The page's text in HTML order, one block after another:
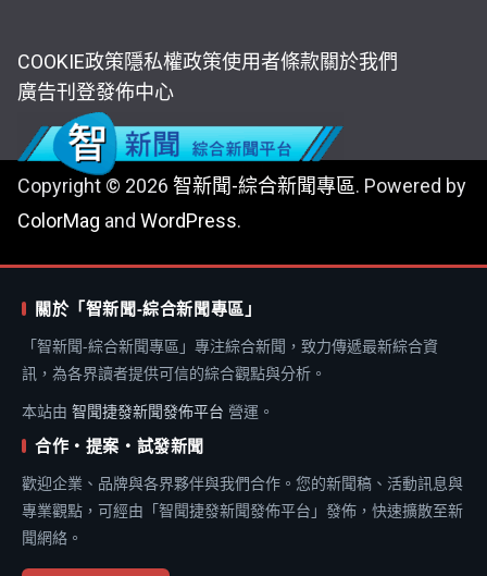
COOKIE政策隱私權政策使用者條款關於我們
廣告刊登發佈中心
Copyright © 2026 智新聞-綜合新聞專區. Powered by
ColorMag and WordPress.
關於「智新聞-綜合新聞專區」
「智新聞-綜合新聞專區」專注綜合新聞，致力傳遞最新綜合資
訊，為各界讀者提供可信的綜合觀點與分析。
本站由 智聞捷發新聞發佈平台 營運。
合作・提案・試發新聞
歡迎企業、品牌與各界夥伴與我們合作。您的新聞稿、活動訊息與
專業觀點，可經由「智聞捷發新聞發佈平台」發佈，快速擴散至新
聞網絡。